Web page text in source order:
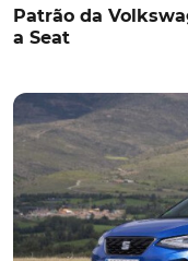
Patrão da
a Seat